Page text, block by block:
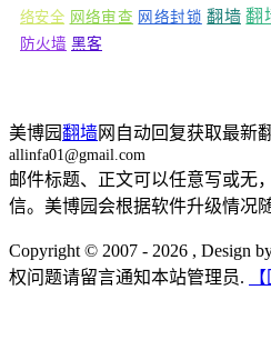
络安全 网络审查 网络封锁 翻墙 翻
防火墙 黑客
美博园翻墙网自动回复获取最新
allinfa01@gmail.com
邮件标题、正文可以任意写或无
信。美博园会根据软件升级情况
Copyright © 2007 - 2026 , Design
权问题请留言通知本站管理员.